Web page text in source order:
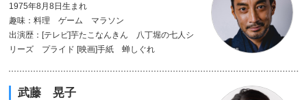
1975年8月8日生まれ
趣味：料理 ゲーム マラソン
出演歴：[テレビ]芋たこなんきん 八丁堀の七人シ
リーズ プライド [映画]手紙 蝉しぐれ
武藤 晃子